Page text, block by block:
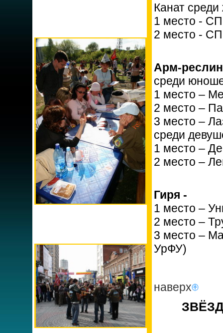
Канат среди
1 место -
2 место -
Арм-
среди
1 место –
2 место –
3 место –
среди
1 место –
2 место –
Гиря -
1 место –
2 место –
3 место –
УрФУ)
наверх